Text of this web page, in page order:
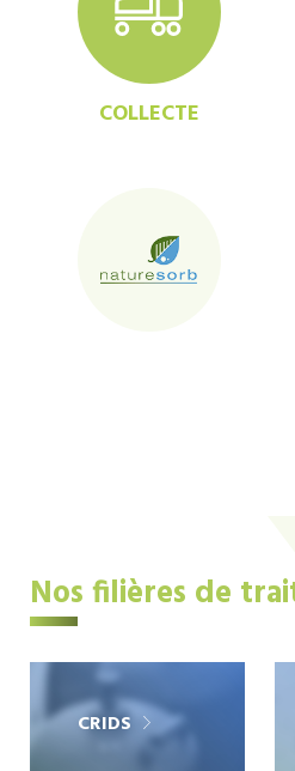
COLLECTE
Nos filières de
CRIDS